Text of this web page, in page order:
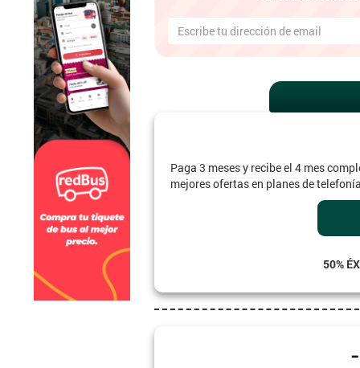
Paga 3 meses y recibe el 4 mes
mejores ofertas en planes de
50%